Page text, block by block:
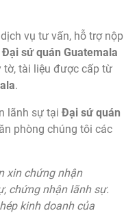
vụ tư vấn, hỗ trợ nộp
sứ quán Guatemala
tờ, tài liệu được cấp từ
.
lãnh sự tại Đại sứ quán
phòng chúng tôi các
xin chứng nhận
chứng nhận lãnh sự.
kinh doanh của